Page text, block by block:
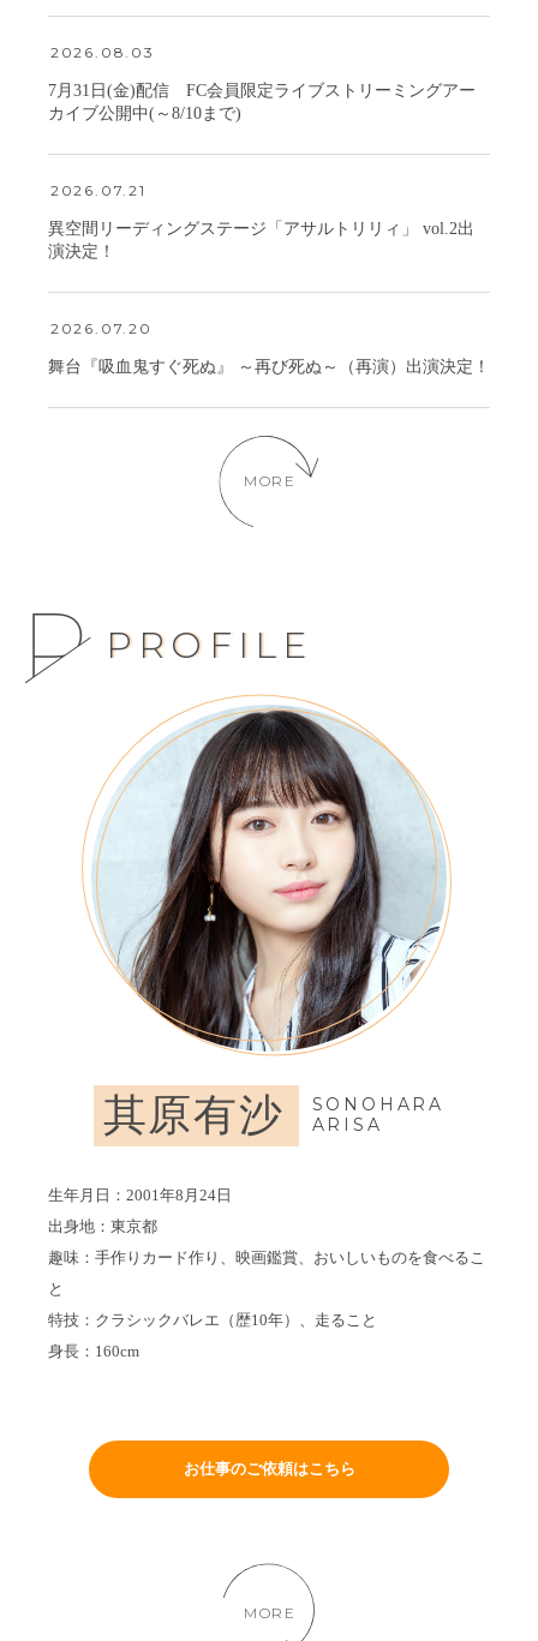
2026.08.03
7月31日(金)配信 FC会員限定ライブストリーミングアー
カイブ公開中(～8/10まで)
2026.07.21
異空間リーディングステージ「アサルトリリィ」 vol.2出
演決定！
2026.07.20
舞台『吸血鬼すぐ死ぬ』 ～再び死ぬ～（再演）出演決定！
MORE
PROFILE
其原有沙
SONOHARA
ARISA
生年月日：2001年8月24日
出身地：東京都
趣味：手作りカード作り、映画鑑賞、おいしいものを食べるこ
と
特技：クラシックバレエ（歴10年）、走ること
身長：160cm
お仕事のご依頼はこちら
MORE